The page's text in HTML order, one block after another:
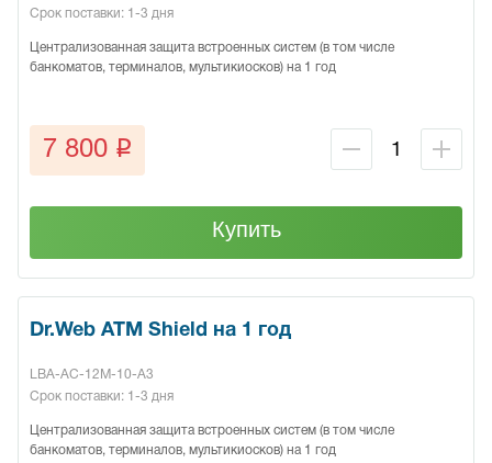
Срок поставки: 1-3 дня
Централизованная защита встроенных систем (в том числе
банкоматов, терминалов, мультикиосков) на 1 год
7 800 q
Купить
Dr.Web ATM Shield на 1 год
LBA-AC-12M-10-A3
Срок поставки: 1-3 дня
Централизованная защита встроенных систем (в том числе
банкоматов, терминалов, мультикиосков) на 1 год